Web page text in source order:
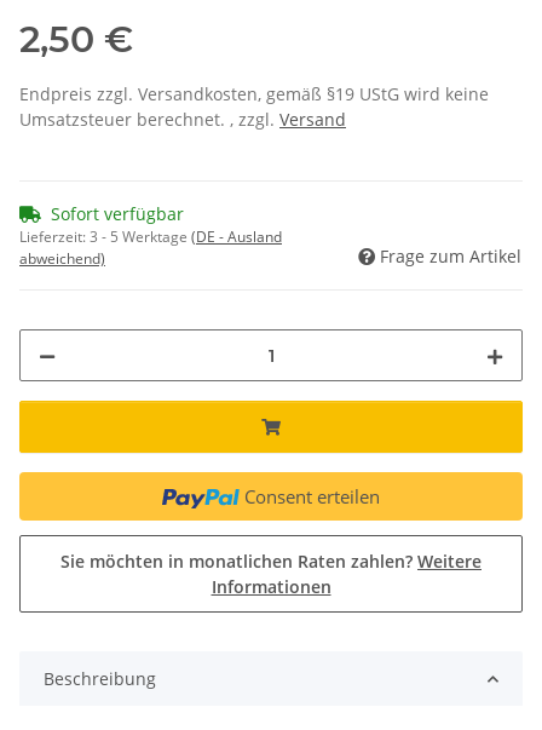
2,50 €
Endpreis zzgl. Versandkosten, gemäß §19 UStG wird keine
Umsatzsteuer berechnet. , zzgl. Versand
Sofort verfügbar
Lieferzeit:3 - 5 Werktage (DE - Ausland
abweichend)
Frage zum Artikel
Consent erteilen
Sie möchten in monatlichen Raten zahlen? Weitere
Informationen
Beschreibung